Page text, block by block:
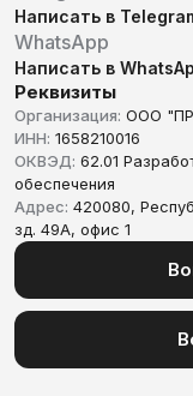
Написать в
WhatsApp
Написать в
Реквизиты
Организация: ООО
ИНН: 1658210016
ОКВЭД: 62.01
обеспечения
Адрес: 420080,
зд. 49А, офис 1